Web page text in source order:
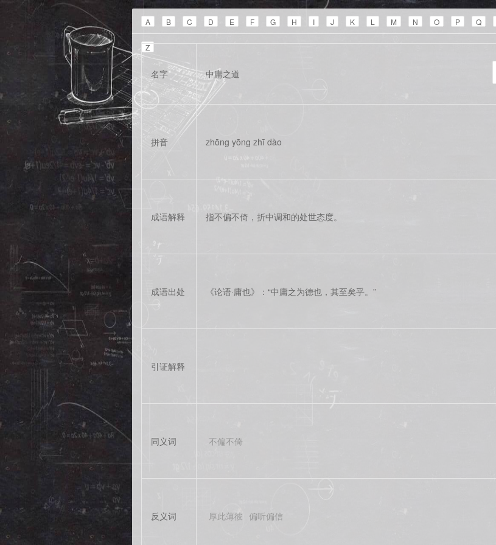
A B C D E F G H I J K L M N O P Q
Z
名字 中庸之道
拼音 zhōng yōng zhī dào
成语解释 指不偏不倚，折中调和的处世态度。
成语出处 《论语·庸也》：“中庸之为德也，其至矣乎。”
引证解释
同义词 不偏不倚
反义词 厚此薄彼 偏听偏信